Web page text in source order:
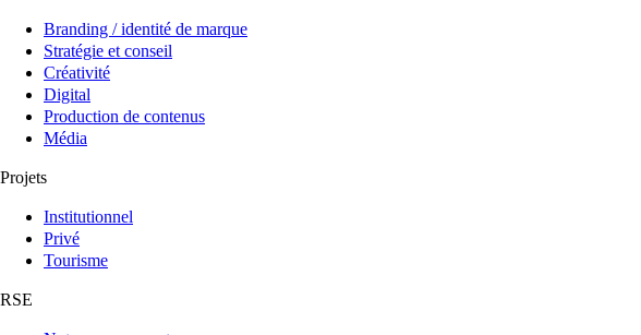
Branding / identité de marque
Stratégie et conseil
Créativité
Digital
Production de contenus
Média
Projets
Institutionnel
Privé
Tourisme
RSE